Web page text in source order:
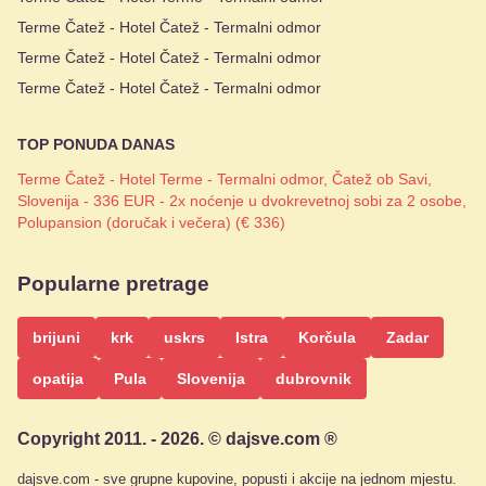
Terme Čatež - Hotel Čatež - Termalni odmor
Terme Čatež - Hotel Čatež - Termalni odmor
Terme Čatež - Hotel Čatež - Termalni odmor
TOP PONUDA DANAS
Terme Čatež - Hotel Terme - Termalni odmor, Čatež ob Savi,
Slovenija - 336 EUR - 2x noćenje u dvokrevetnoj sobi za 2 osobe,
Polupansion (doručak i večera) (€ 336)
Popularne pretrage
brijuni krk uskrs Istra Korčula Zadar
opatija Pula Slovenija dubrovnik
Copyright 2011. - 2026. © dajsve.com ®
dajsve.com - sve grupne kupovine, popusti i akcije na jednom mjestu.